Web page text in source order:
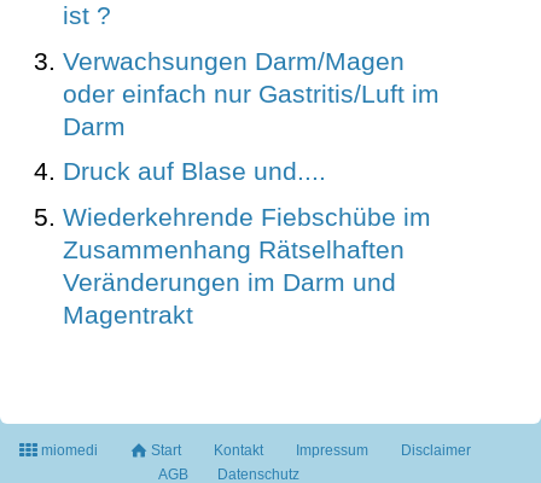
ist ?
Verwachsungen Darm/Magen
oder einfach nur Gastritis/Luft im
Darm
Druck auf Blase und....
Wiederkehrende Fiebschübe im
Zusammenhang Rätselhaften
Veränderungen im Darm und
Magentrakt
miomedi Start Kontakt Impressum
Disclaimer
AGB
Datenschutz